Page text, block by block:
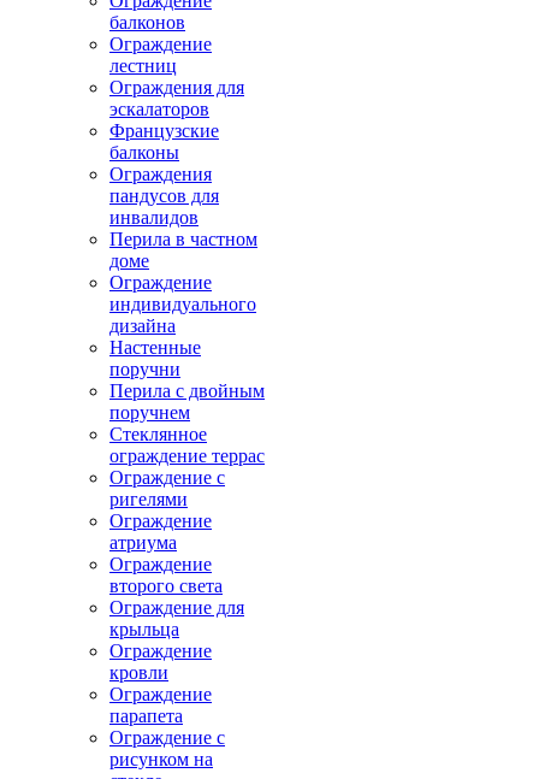
балконов
Ограждение
лестниц
Ограждения для
эскалаторов
Французские
балконы
Ограждения
пандусов для
инвалидов
Перила в частном
доме
Ограждение
индивидуального
дизайна
Настенные
поручни
Перила с двойным
поручнем
Стеклянное
ограждение террас
Ограждение с
ригелями
Ограждение
атриума
Ограждение
второго света
Ограждение для
крыльца
Ограждение
кровли
Ограждение
парапета
Ограждение с
рисунком на